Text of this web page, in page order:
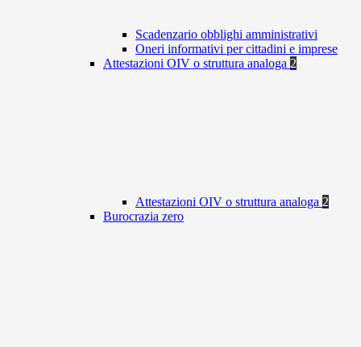
Scadenzario obblighi amministrativi
Oneri informativi per cittadini e imprese
Attestazioni OIV o struttura analoga 2
Attestazioni OIV o struttura analoga 2
Burocrazia zero